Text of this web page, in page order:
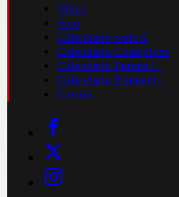
Video
Foto
Calendario Serie A
Calendario Champions
Calendario Europa L.
Calendario Premier L.
Casinò